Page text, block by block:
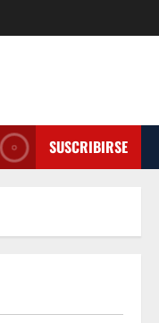
SUSCRIBIRSE